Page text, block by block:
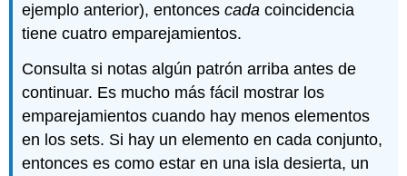
ejemplo anterior), entoncescada coincidencia
tiene cuatro emparejamientos.
Consulta si notas algún patrón arriba antes de
continuar. Es mucho más fácil mostrar los
emparejamientos cuando hay menos elementos
en los sets. Si hay un elemento en cada conjunto,
entonces es como estar en una isla desierta, un